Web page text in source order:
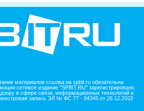
материалов ссылка на spbit.ru обязательна
сетевое издание "SPBIT.RU" зарегистрировано
в сфере связи, информационных технологий и
запись ЭЛ № ФС 77 - 84345 от 26.12.2022